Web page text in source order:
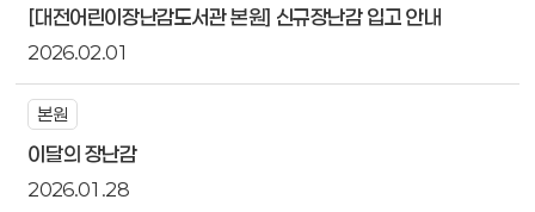
[대전어린이장난감도서관 본원] 신규장난감 입고 안내
2026.02.01
본원
이달의 장난감
2026.01.28